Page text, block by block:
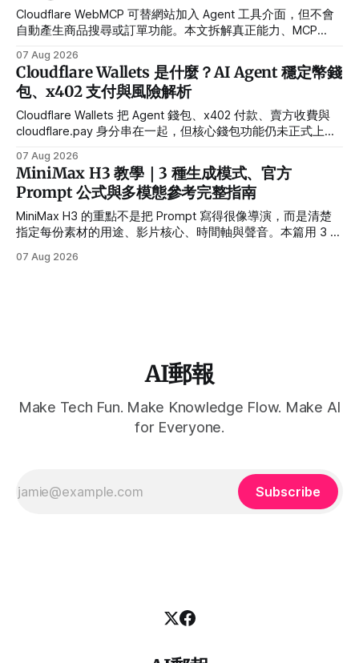
Cloudflare WebMCP 可替網站加入 Agent 工具介面，但不會
自動產生商品搜尋或訂單功能。本文拆解真正能力、MCP
07 Aug 2026
Cloudflare Wallets 是什麼？AI Agent 穩定幣錢
包、x402 支付與風險解析
Cloudflare Wallets 把 Agent 錢包、x402 付款、賣方收費與
cloudflare.pay 身分串在一起，但核心錢包功能仍未正式上
07 Aug 2026
MiniMax H3 教學｜3 種生成模式、官方
Prompt 公式與多模態參考完整指南
MiniMax H3 的重點不是把 Prompt 寫得很像導演，而是清楚
指定每份素材的用途、影片核心、時間軸與聲音。本篇用 3 個
07 Aug 2026
AI郵報
Make Tech Fun. Make Knowledge Flow. Make AI
for Everyone.
Subscribe